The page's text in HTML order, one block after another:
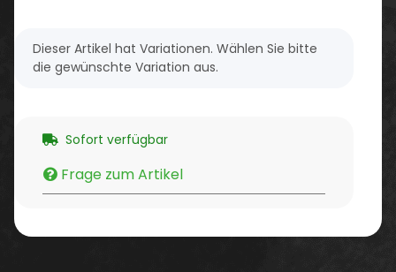
x
Dieser Artikel hat Variationen. Wählen Sie bitte
die gewünschte Variation aus.
Sofort verfügbar
Frage zum Artikel